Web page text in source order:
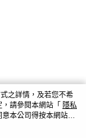
之詳情，及若您不希
請參閱本網站「 隱私
本公司得按本網站使